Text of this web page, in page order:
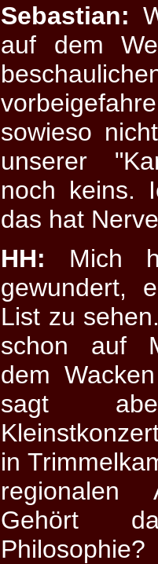
Sebastian:
auf dem
sowieso
unserer
noch keins.
das hat
HH: Mich
gewundert,
List zu
schon auf
dem
sagt
in
Gehört
Philosophie?